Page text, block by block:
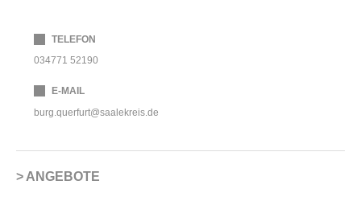
TELEFON
034771 52190
E-MAIL
burg.querfurt@saalekreis.de
ANGEBOTE